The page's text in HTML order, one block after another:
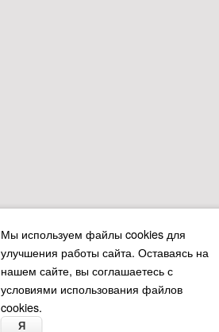
Мы используем файлы cookies для
улучшения работы сайта. Оставаясь на
нашем сайте, вы соглашаетесь с
условиями использования файлов
cookies.
Я